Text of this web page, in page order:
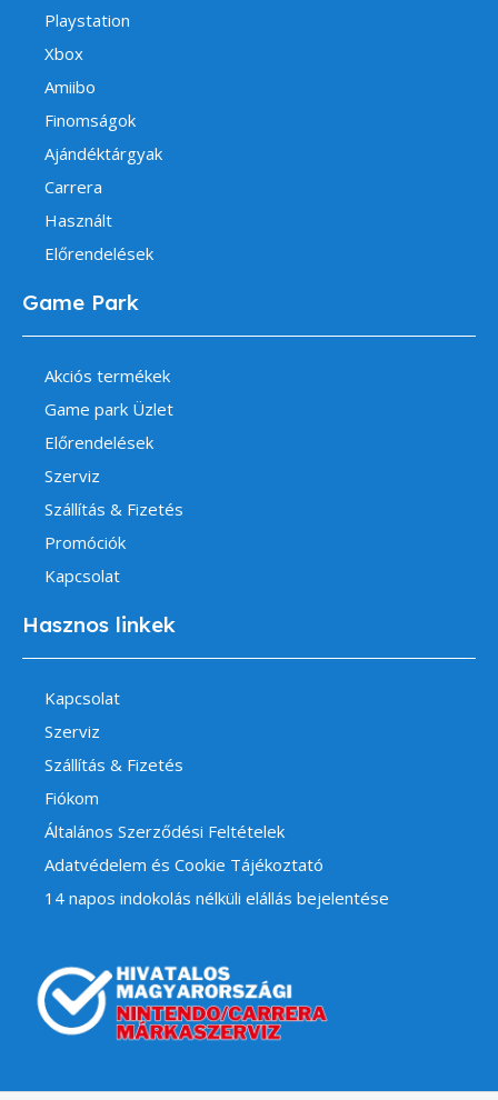
Playstation
Xbox
Amiibo
Finomságok
Ajándéktárgyak
Carrera
Használt
Előrendelések
Game Park
Akciós termékek
Game park Üzlet
Előrendelések
Szerviz
Szállítás & Fizetés
Promóciók
Kapcsolat
Hasznos linkek
Kapcsolat
Szerviz
Szállítás & Fizetés
Fiókom
Általános Szerződési Feltételek
Adatvédelem és Cookie Tájékoztató
14 napos indokolás nélküli elállás bejelentése